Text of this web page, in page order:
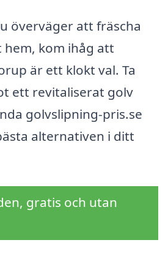
överväger att fräscha
kom ihåg att
är ett klokt val. Ta
ett revitaliserat golv
golvslipning-pris.se
alternativen i ditt
gratis och utan